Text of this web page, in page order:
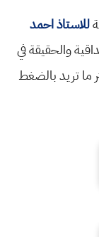
للاستاذ احمد
والحقيقة في
ما تريد بالضغط